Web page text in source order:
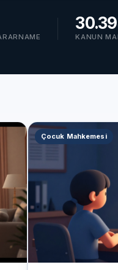
KANUN
Çocuk Mahkemesi